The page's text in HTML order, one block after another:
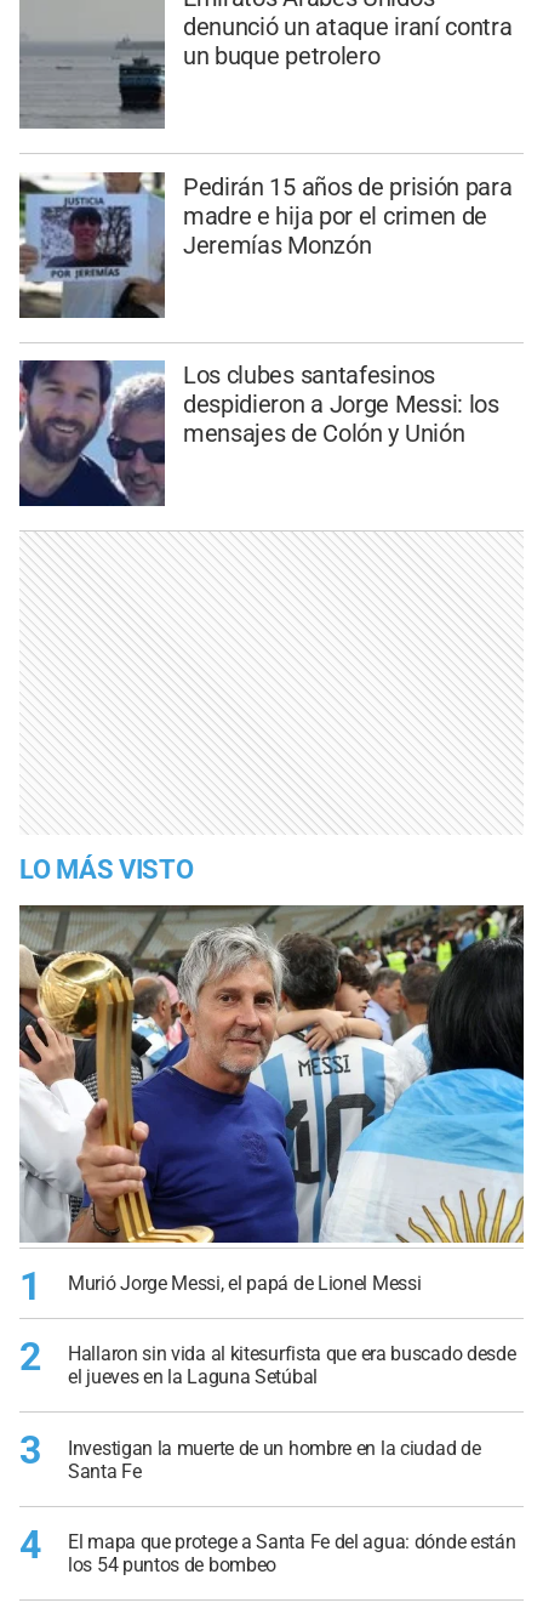
denunció un ataque iraní contra
un buque petrolero
Pedirán 15 años de prisión para
madre e hija por el crimen de
Jeremías Monzón
Los clubes santafesinos
despidieron a Jorge Messi: los
mensajes de Colón y Unión
LO MÁS VISTO
1 Murió Jorge Messi, el papá de Lionel Messi
2
Hallaron sin vida al kitesurfista que era buscado desde
el jueves en la Laguna Setúbal
3
Investigan la muerte de un hombre en la ciudad de
Santa Fe
4
El mapa que protege a Santa Fe del agua: dónde están
los 54 puntos de bombeo